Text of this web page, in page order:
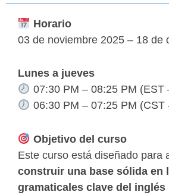
Horario
03 de noviembre 2025 – 18 de
Lunes a jueves
07:30 PM – 08:25 PM (EST
06:30 PM – 07:25 PM (CST
Objetivo del curso
Este curso está diseñado para
construir una base sólida en
gramaticales clave del